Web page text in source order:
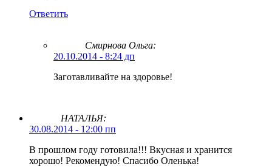
Ответить
Смирнова Ольга:
20.10.2014 - 8:24 дп
Заготавливайте на здоровье!
НАТАЛЬЯ:
30.08.2014 - 12:00 пп
В прошлом году готовила!!! Вкусная и хранится
хорошо! Рекомендую! Спасибо Оленька!